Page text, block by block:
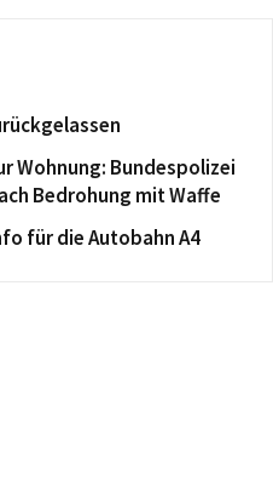
Wohnung: Bundespolizei
Bedrohung mit Waffe
für die Autobahn A4